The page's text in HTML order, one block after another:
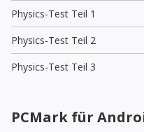
Physics-Test Teil 1
Physics-Test Teil 2
Physics-Test Teil 3
PCMark für